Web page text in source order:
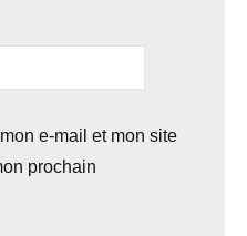
e-mail et mon site
prochain